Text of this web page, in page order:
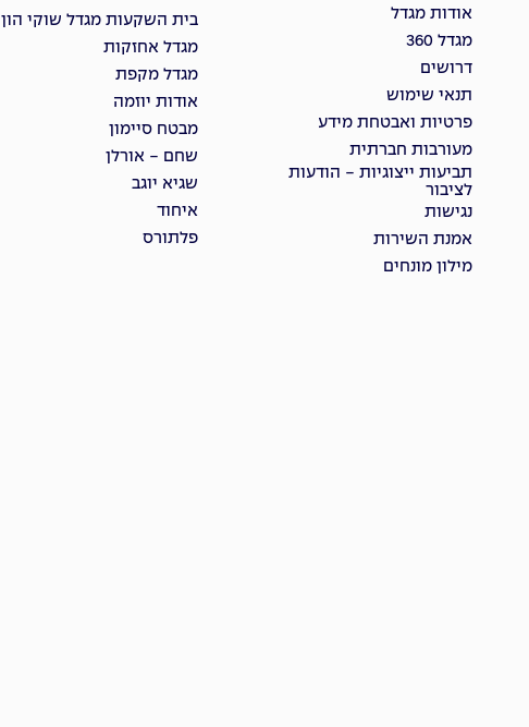
אודות מגדל
מגדל 360
דרושים
תנאי שימוש
פרטיות ואבטחת מידע
מעורבות חברתית
תביעות ייצוגיות - הודעות
לציבור
נגישות
אמנת השירות
מילון מונחים
בית השקעות מגדל שוקי הון
מגדל אחזקות
מגדל מקפת
אודות יוזמה
מבטח סיימון
שחם - אורלן
שגיא יוגב
איחוד
פלתורס